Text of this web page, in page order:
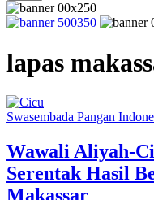
lapas
Swasembada Pangan
Wawali Aliyah-
Serentak Hasil
Makassar